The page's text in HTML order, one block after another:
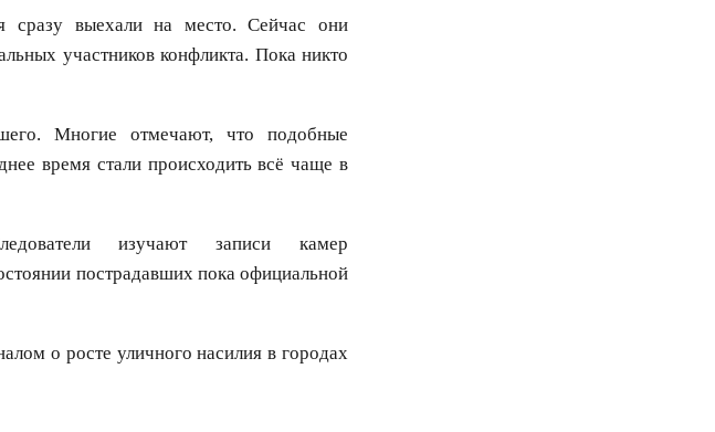
сразу выехали на место. Сейчас они
участников конфликта. Пока никто
Многие отмечают, что подобные
время стали происходить всё чаще в
изучают записи камер
пострадавших пока официальной
о росте уличного насилия в городах